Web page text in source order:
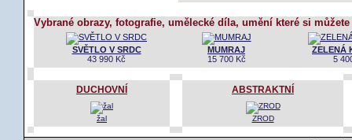
Vybrané obrazy, fotografie, umělecké díla, umění které si
SVĚTLO V SRDC
43 990 Kč
MUMRAJ
15 700 Kč
ZELENÁ
5
DUCHOVNÍ
žal
ABSTRAKTNÍ
ZROD